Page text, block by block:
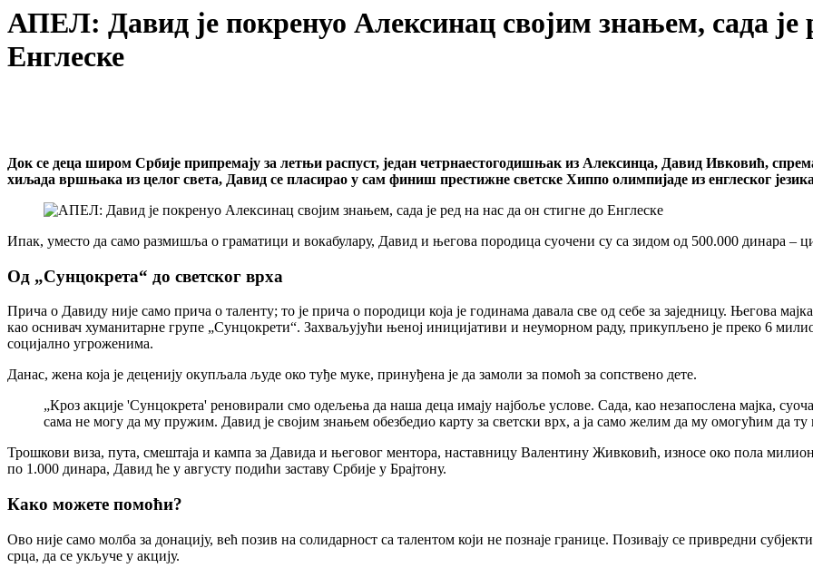
АПЕЛ: Давид је покренуо Алексинац својим знањем, сада је
Енглеске
Док се деца широм Србије припремају за летњи распуст, један четрнаестогодишњак из Алексинца, Давид Ивковић,
хиљада вршњака из целог света, Давид се пласирао у сам финиш престижне светске Хиппо олимпијаде из енглеског
Ипак, уместо да само размишља о граматици и вокабулару, Давид и његова породица суочени су са зидом од 500.000 динара –
Од „Сунцокрета“ до светског врха
Прича о Давиду није само прича о таленту; то је прича о породици која је годинама давала све од себе за заједницу. Његова
као оснивач хуманитарне групе „Сунцокрети“. Захваљујући њеној иницијативи и неуморном раду, прикупљено је преко 6
социјално угроженима.
Данас, жена која је деценију окупљала људе око туђе муке, принуђена је да замоли за помоћ за сопствено дете.
„Кроз акције 'Сунцокрета' реновирали смо одељења да наша деца имају најбоље услове. Сада, као незапослена мајка,
сама не могу да му пружим. Давид је својим знањем обезбедио карту за светски врх, а ја само желим да му омогућим да ту
Трошкови виза, пута, смештаја и кампа за Давида и његовог ментора, наставницу Валентину Живковић, износе око пола
по 1.000 динара, Давид ће у августу подићи заставу Србије у Брајтону.
Како можете помоћи?
Ово није само молба за донацију, већ позив на солидарност са талентом који не познаје границе. Позивају се привредни
срца, да се укључе у акцију.